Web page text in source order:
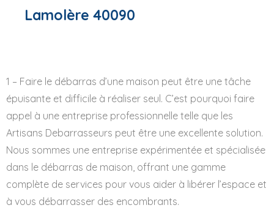
Lamolère 40090
1 – Faire le débarras d’une maison peut être une tâche
épuisante et difficile à réaliser seul. C’est pourquoi faire
appel à une entreprise professionnelle telle que les
Artisans Debarrasseurs peut être une excellente solution.
Nous sommes une entreprise expérimentée et spécialisée
dans le débarras de maison, offrant une gamme
complète de services pour vous aider à libérer l’espace et
à vous débarrasser des encombrants.